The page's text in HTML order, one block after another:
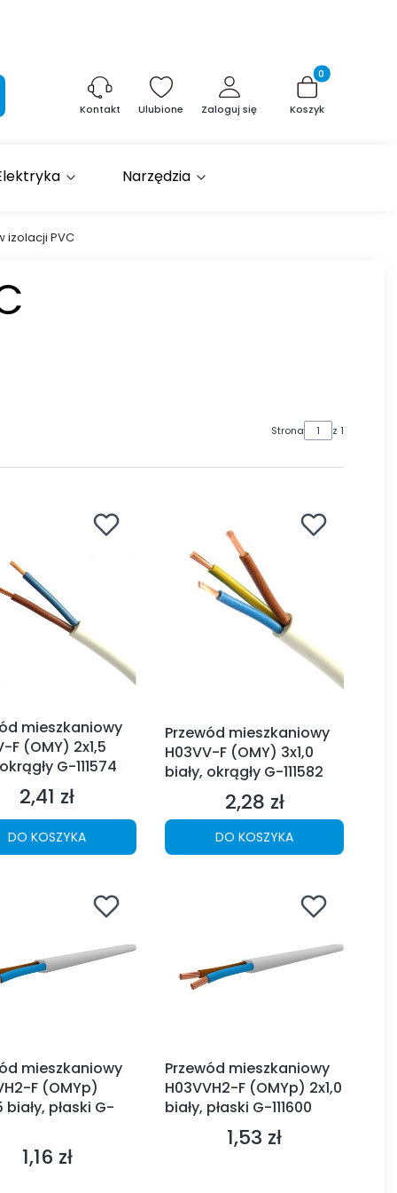
Kontakt Ulubione Zaloguj się
Produkty w
Koszyk
Narzędzia
izolacji PVC
Strona z 1
mieszkaniowy
F (OMY) 2x1,5
G-111574
Cena
2,41 zł
DO KOSZYKA
Przewód mieszkaniowy
H03VV-F (OMY) 3x1,0
biały, okrągły G-111582
Cena
2,28 zł
DO KOSZYKA
mieszkaniowy
F (OMYp)
biały, płaski G-
Cena
1,16 zł
Przewód mieszkaniowy
H03VVH2-F (OMYp) 2x1,0
biały, płaski G-111600
Cena
1,53 zł